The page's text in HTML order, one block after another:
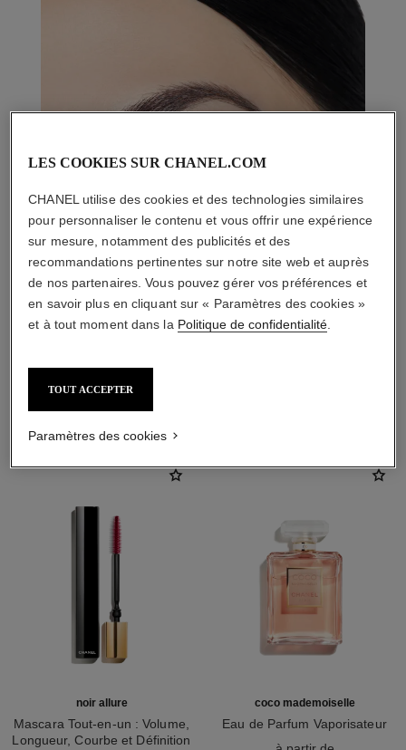
L'ACCORD PARFAIT
noir allure
Mascara Tout-en-un : Volume,
Longueur, Courbe et Définition
coco mademoiselle
Eau de Parfum Vaporisateur
LES COOKIES SUR CHANEL.COM
CHANEL utilise des cookies et des technologies similaires
pour personnaliser le contenu et vous offrir une expérience
sur mesure, notamment des publicités et des
recommandations pertinentes sur notre site web et auprès
de nos partenaires. Vous pouvez gérer vos préférences et
en savoir plus en cliquant sur « Paramètres des cookies »
et à tout moment dans la Politique de confidentialité.
TOUT ACCEPTER
Paramètres des cookies